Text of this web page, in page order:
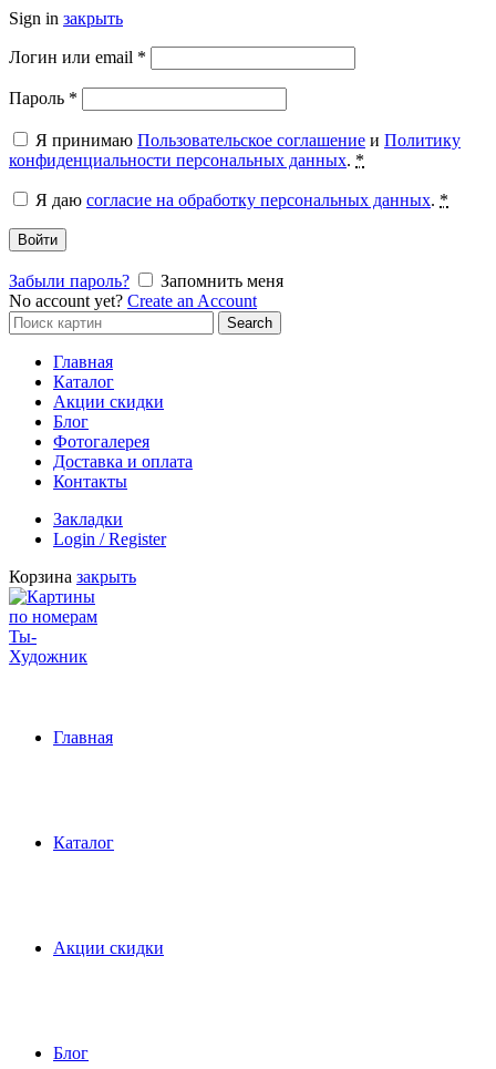
Sign in закрыть
Логин или email *
Пароль *
Я принимаю Пользовательское соглашение и Политику
конфиденциальности персональных данных. *
Я даю согласие на обработку персональных данных. *
Войти
Забыли пароль?
Запомнить меня
No account yet? Create an Account
Search
for:
Search
Главная
Каталог
Акции скидки
Блог
Фотогалерея
Доставка и оплата
Контакты
Закладки
Login / Register
Корзина закрыть
Главная
Каталог
Акции скидки
Блог